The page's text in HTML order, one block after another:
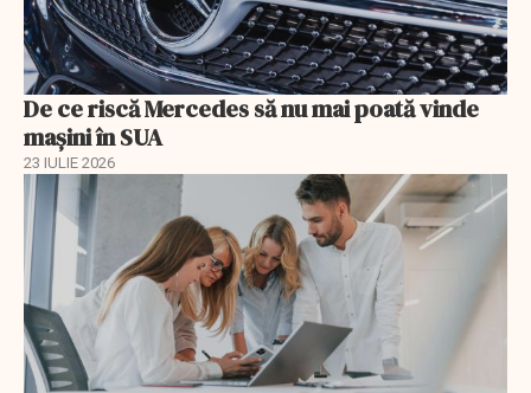
De ce riscă Mercedes să nu mai poată vinde
mașini în SUA
23 IULIE 2026